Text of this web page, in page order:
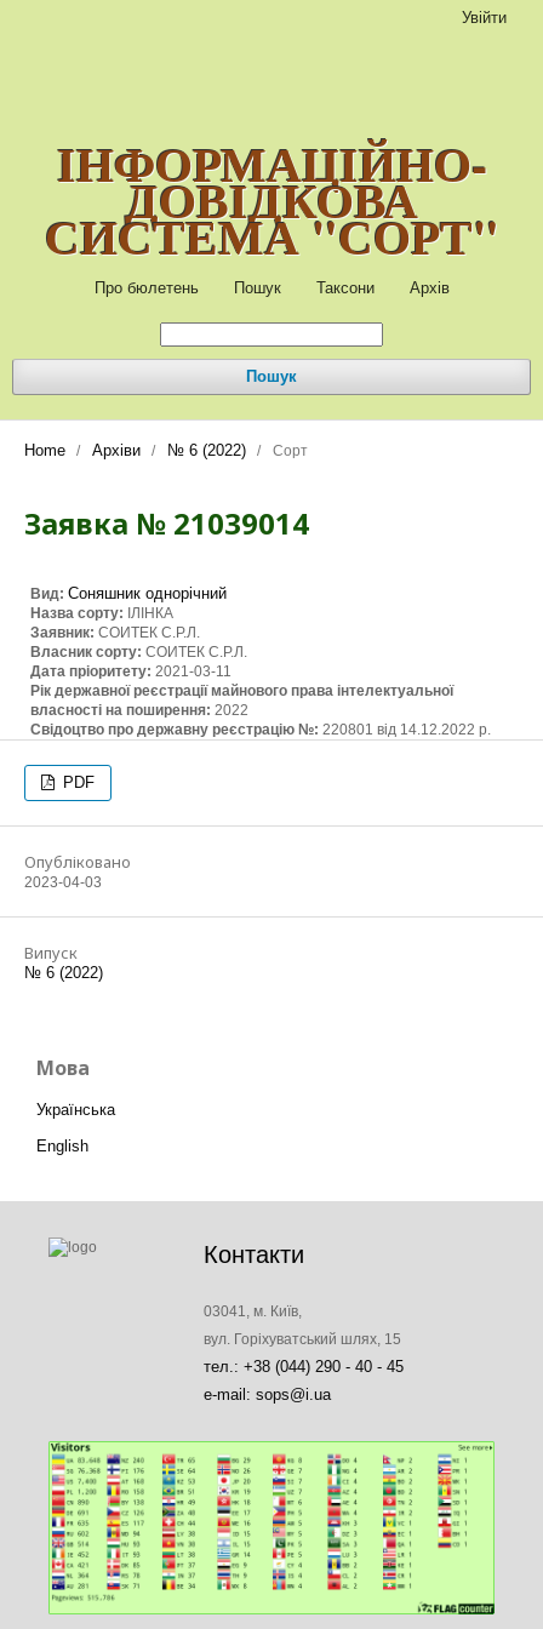
ІНФОРМАЦІЙНО-
ДОВІДКОВА
СИСТЕМА "СОРТ"
Про бюлетень Пошук Таксони Архів
Пошук
Увійти
Home / Архіви / № 6 (2022) / Сорт
Заявка № 21039014
Вид: Соняшник однорічний
Назва сорту: ІЛІНКА
Заявник: СОИТЕК С.Р.Л.
Власник сорту: СОИТЕК С.Р.Л.
Дата пріоритету: 2021-03-11
Рік державної реєстрації майнового права інтелектуальної
власності на поширення: 2022
Свідоцтво про державну реєстрацію №: 220801 від 14.12.2022 р.
PDF
Опубліковано
2023-04-03
Випуск
№ 6 (2022)
Мова
Українська
English
Контакти
03041, м. Київ,
вул. Горіхуватський шлях, 15
тел.: +38 (044) 290 - 40 - 45
e-mail: sops@i.ua